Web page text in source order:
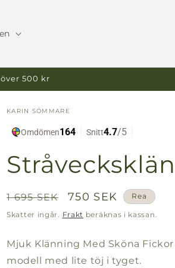
500 kr
KARIN SÖMMARE
Ordinarie
pris
1 695 SEK Försäljningspris
750 SEK Rea
Skatter ingår. Frakt beräknas i kassan.
Mjuk Klänning Med Sköna
modell med lite töj i tyget.